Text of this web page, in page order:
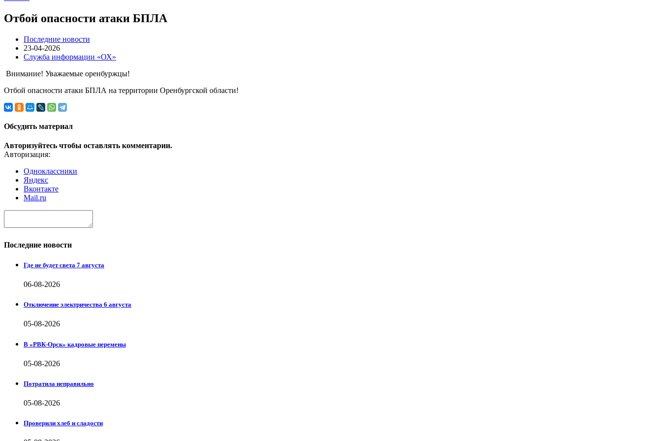
Отбой опасности атаки БПЛА
Последние новости
23-04-2026
Служба информации «ОХ»
Внимание! Уважаемые оренбуржцы!
Отбой опасности атаки БПЛА на территории Оренбургской области!
Обсудить материал
Авторизуйтесь чтобы оставлять комментарии.
Авторизация:
Одноклассники
Яндекс
Вконтакте
Mail.ru
Последние новости
Где не будет света 7 августа
06-08-2026
Отключение электричества 6 августа
05-08-2026
В «РВК-Орск» кадровые перемены
05-08-2026
Потратила неправильно
05-08-2026
Проверили хлеб и сладости